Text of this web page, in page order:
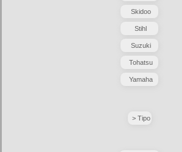
Skidoo
Stihl
Suzuki
Tohatsu
Yamaha
> Tipo